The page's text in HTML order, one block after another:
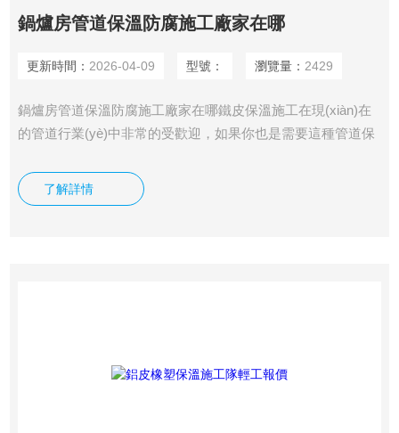
鍋爐房管道保溫防腐施工廠家在哪
更新時間： 2026-04-09 型號： 瀏覽量： 2429
鍋爐房管道保溫防腐施工廠家在哪鐵皮保溫施工在現(xiàn)在
的管道行業(yè)中非常的受歡迎，如果你也是需要這種管道保
一定能夠滿足您的使用需求的，假如您還存在著疑惑，歡迎您
向我們咨詢了解，本廠工作人員會耐心的為你解答，期待我們
了解詳情